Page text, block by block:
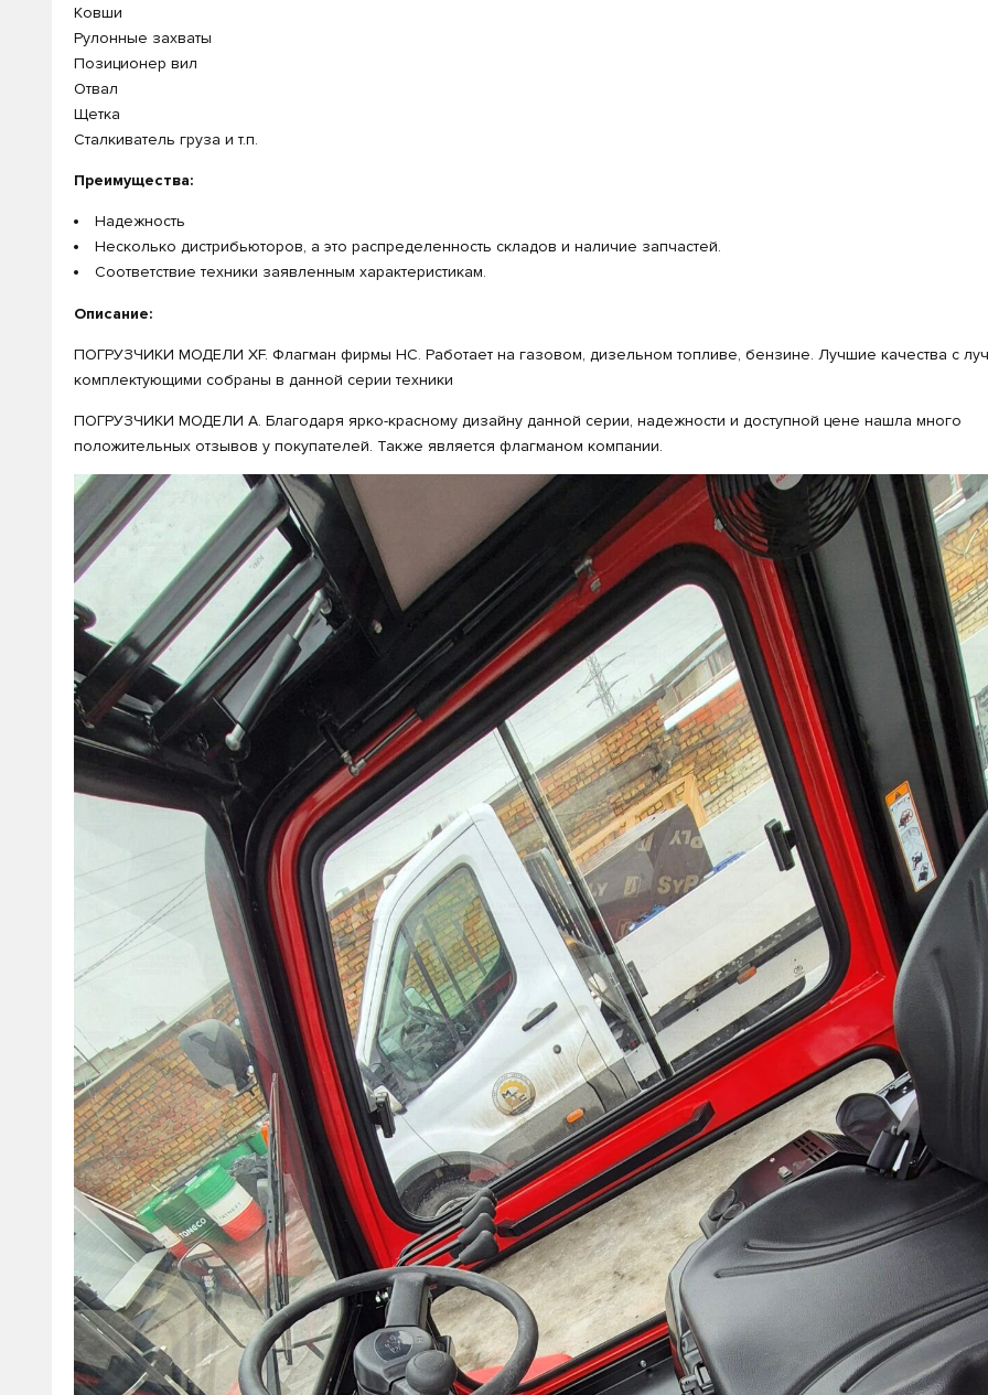
Ковши
Рулонные захваты
Позиционер вил
Отвал
Щетка
Сталкиватель груза и т.п.
Преимущества:
Надежность
Несколько дистрибьюторов, а это распределенность складов и наличие запчастей.
Соответствие техники заявленным характеристикам.
Описание:
ПОГРУЗЧИКИ МОДЕЛИ XF. Флагман фирмы HC. Работает на газовом, дизельном топливе, бензине. Лучшие качества с
комплектующими собраны в данной серии техники
ПОГРУЗЧИКИ МОДЕЛИ А. Благодаря ярко-красному дизайну данной серии, надежности и доступной цене нашла много
положительных отзывов у покупателей. Также является флагманом компании.